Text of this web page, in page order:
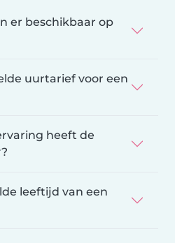
er beschikbaar op
uurtarief voor een
heeft de
leeftijd van een